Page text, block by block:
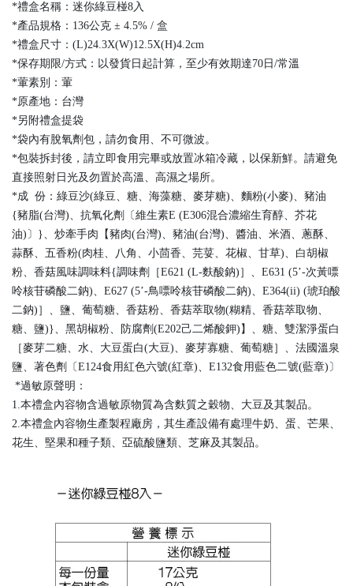
*禮盒名稱：迷你綠豆椪8入
*產品規格：136公克 ± 4.5% / 盒
*禮盒尺寸：(L)24.3X(W)12.5X(H)4.2cm
*保存期限/方式：以發貨日起計算，至少有效期達70日/常溫
*葷素別：葷
*原產地：台灣
*另附禮盒提袋
*袋內有脫氧劑包，請勿食用、不可微波。
*包裝拆封後，請立即食用完畢或放置冰箱冷藏，以保新鮮。請避免
直接照射日光及勿置於高溫、高濕之場所。
*成 份：綠豆沙(綠豆、糖、海藻糖、麥芽糖)、麵粉(小麥)、豬油
{豬脂(台灣)、抗氧化劑〔維生素E (E306混合濃縮生育醇、芥花
油)〕}、炒牽手肉【豬肉(台灣)、豬油(台灣)、醬油、米酒、蔥酥、
蒜酥、五香粉(肉桂、八角、小茴香、芫荽、花椒、甘草)、白胡椒
粉、香菇風味調味料{調味劑［E621 (L-麩酸鈉)］、E631 (5’-次黃嘌
呤核苷磷酸二鈉)、E627 (5’-鳥嘌呤核苷磷酸二鈉)、E364(ii) (琥珀酸
二鈉)］、鹽、葡萄糖、香菇粉、香菇萃取物(糊精、香菇萃取物、
糖、鹽)}、黑胡椒粉、防腐劑(E202己二烯酸鉀)】、糖、雙潔淨蛋白
［麥芽二糖、水、大豆蛋白(大豆)、麥芽寡糖、葡萄糖］、法國溫泉
鹽、著色劑〔E124食用紅色六號(紅章)、E132食用藍色二號(藍章)〕
*過敏原聲明：
1.本禮盒內容物含過敏原物質為含麩質之穀物、大豆及其製品。
2.本禮盒內容物生產製程廠房，其生產設備有處理牛奶、蛋、芒果、
花生、堅果和種子類、亞硫酸鹽類、芝麻及其製品。